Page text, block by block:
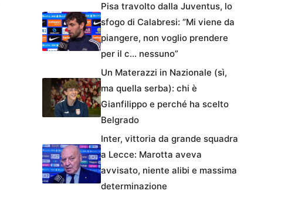
Pisa travolto dalla Juventus, lo
sfogo di Calabresi: “Mi viene da
piangere, non voglio prendere
per il c… nessuno”
Un Materazzi in Nazionale (sì,
ma quella serba): chi è
Gianfilippo e perché ha scelto
Belgrado
Inter, vittoria da grande squadra
a Lecce: Marotta aveva
avvisato, niente alibi e massima
determinazione